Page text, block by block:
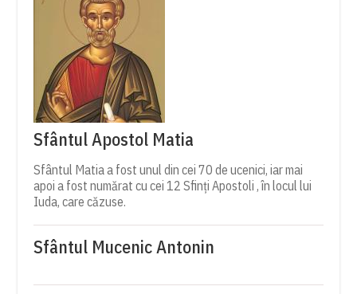
Sfântul Apostol Matia
Sfântul Matia a fost unul din cei 70 de ucenici, iar mai
apoi a fost numărat cu cei 12 Sfinți Apostoli , în locul lui
Iuda, care căzuse.
Sfântul Mucenic Antonin